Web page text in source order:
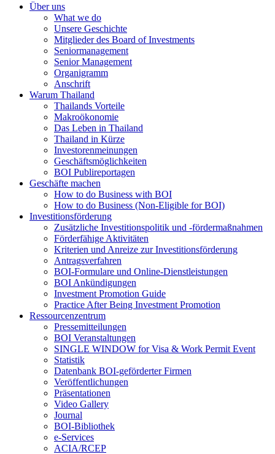
Über uns
What we do
Unsere Geschichte
Mitglieder des Board of Investments
Seniormanagement
Senior Management
Organigramm
Anschrift
Warum Thailand
Thailands Vorteile
Makroökonomie
Das Leben in Thailand
Thailand in Kürze
Investorenmeinungen
Geschäftsmöglichkeiten
BOI Publireportagen
Geschäfte machen
How to do Business with BOI
How to do Business (Non-Eligible for BOI)
Investitionsförderung
Zusätzliche Investitionspolitik und -fördermaßnahmen
Förderfähige Aktivitäten
Kriterien und Anreize zur Investitionsförderung
Antragsverfahren
BOI-Formulare und Online-Dienstleistungen
BOI Ankündigungen
Investment Promotion Guide
Practice After Being Investment Promotion
Ressourcenzentrum
Pressemitteilungen
BOI Veranstaltungen
SINGLE WINDOW for Visa & Work Permit Event
Statistik
Datenbank BOI-geförderter Firmen
Veröffentlichungen
Präsentationen
Video Gallery
Journal
BOI-Bibliothek
e-Services
ACIA/RCEP